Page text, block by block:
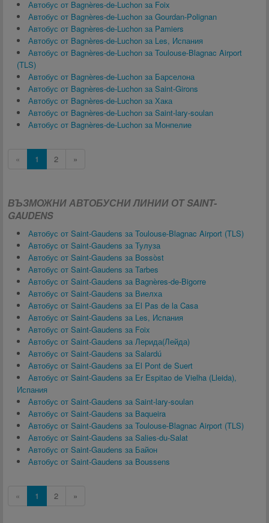
Автобус от Bagnères-de-Luchon за Foix
Автобус от Bagnères-de-Luchon за Gourdan-Polignan
Автобус от Bagnères-de-Luchon за Pamiers
Автобус от Bagnères-de-Luchon за Les, Испания
Автобус от Bagnères-de-Luchon за Toulouse-Blagnac Airport
(TLS)
Автобус от Bagnères-de-Luchon за Барселона
Автобус от Bagnères-de-Luchon за Saint-Girons
Автобус от Bagnères-de-Luchon за Хака
Автобус от Bagnères-de-Luchon за Saint-lary-soulan
Автобус от Bagnères-de-Luchon за Монпелие
« 1 2 »
ВЪЗМОЖНИ АВТОБУСНИ ЛИНИИ ОТ SAINT-
GAUDENS
Автобус от Saint-Gaudens за Toulouse-Blagnac Airport (TLS)
Автобус от Saint-Gaudens за Тулуза
Автобус от Saint-Gaudens за Bossòst
Автобус от Saint-Gaudens за Tarbes
Автобус от Saint-Gaudens за Bagnères-de-Bigorre
Автобус от Saint-Gaudens за Виелха
Автобус от Saint-Gaudens за El Pas de la Casa
Автобус от Saint-Gaudens за Les, Испания
Автобус от Saint-Gaudens за Foix
Автобус от Saint-Gaudens за Лерида(Лейда)
Автобус от Saint-Gaudens за Salardú
Автобус от Saint-Gaudens за El Pont de Suert
Автобус от Saint-Gaudens за Er Espitao de Vielha (Lleida),
Испания
Автобус от Saint-Gaudens за Saint-lary-soulan
Автобус от Saint-Gaudens за Baqueira
Автобус от Saint-Gaudens за Toulouse-Blagnac Airport (TLS)
Автобус от Saint-Gaudens за Salies-du-Salat
Автобус от Saint-Gaudens за Байон
Автобус от Saint-Gaudens за Boussens
« 1 2 »